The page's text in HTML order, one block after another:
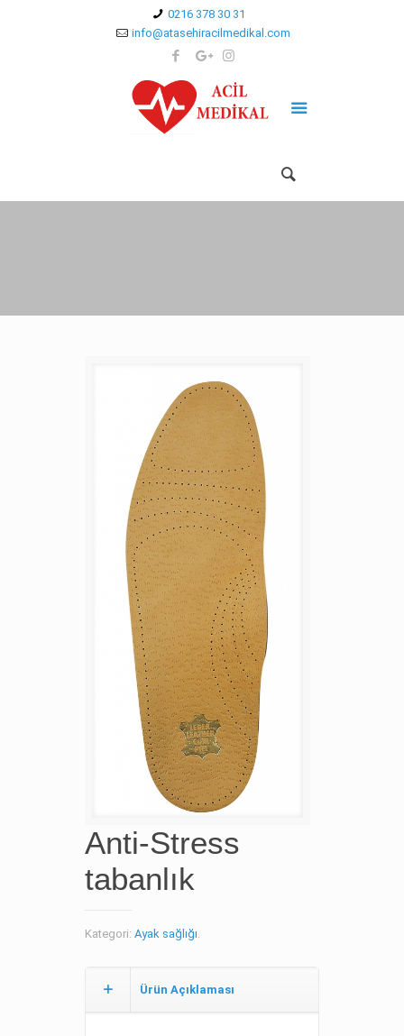
0216 378 30 31
info@atasehiracilmedikal.com
Anti-Stress
tabanlık
Kategori: Ayak sağlığı
Ürün Açıklaması